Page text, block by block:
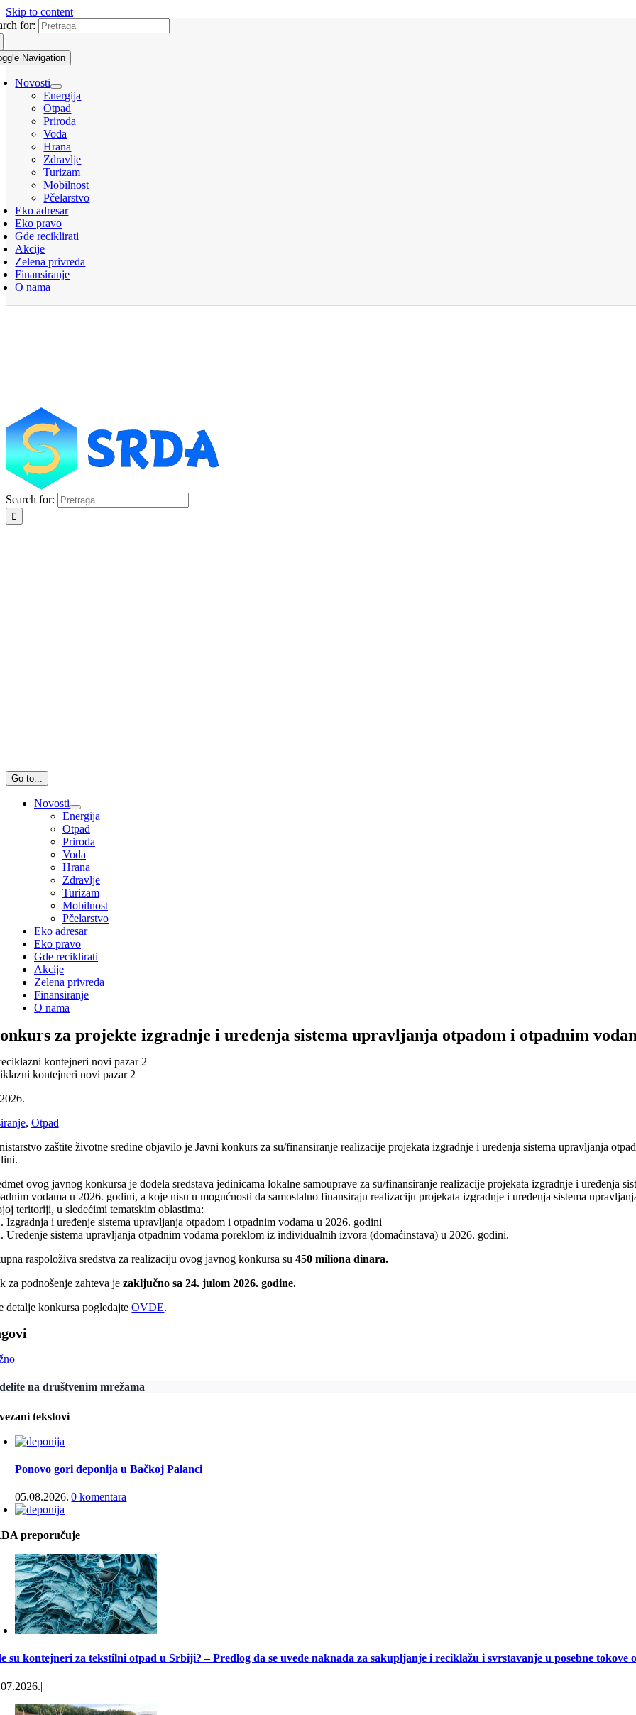
Skip to content
for:
Navigation
Novosti
Energija
Otpad
Priroda
Voda
Hrana
Zdravlje
Turizam
Mobilnost
Pčelarstvo
Eko adresar
Eko pravo
Gde reciklirati
Akcije
Zelena privreda
Finansiranje
O nama
Search for:
Go to...
Novosti
Energija
Otpad
Priroda
Voda
Hrana
Zdravlje
Turizam
Mobilnost
Pčelarstvo
Eko adresar
Eko pravo
Gde reciklirati
Akcije
Zelena privreda
Finansiranje
O nama
za projekte izgradnje i uređenja sistema upravljanja otpadom i otpadnim
kontejneri novi pazar 2
, Otpad
zaštite životne sredine objavilo je Javni konkurs za su/finansiranje realizacije projekata izgradnje i uređenja sistema upravljanja
ovog javnog konkursa je dodela sredstava jedinicama lokalne samouprave za su/finansiranje realizacije projekata izgradnje i uređenja
vodama u 2026. godini, a koje nisu u mogućnosti da samostalno finansiraju realizaciju projekata izgradnje i uređenja sistema
teritoriji, u sledećimi tematskim oblastima:
Izgradnja i uređenje sistema upravljanja otpadom i otpadnim vodama u 2026. godini
Uređenje sistema upravljanja otpadnim vodama poreklom iz individualnih izvora (domaćinstava) u 2026. godini.
raspoloživa sredstva za realizaciju ovog javnog konkursa su450 miliona dinara.
za podnošenje zahteva jezaključno sa 24. julom 2026. godine.
detalje konkursa pogledajteOVDE.
na društvenim mrežama
tekstovi
Ponovo gori deponija u Bačkoj Palanci
05.08.2026.|0 komentara
Temerin zbog požara na deponiji proglasio vanrednu
03.08.2026.|0 komentara
Novi požar na nesanitarnoj deponiji “Lapoš” u Kuli
preporučuje
su kontejneri za tekstilni otpad u Srbiji? – Predlog da se uvede naknada za sakupljanje i reciklažu i svrstavanje u posebne tokove
|